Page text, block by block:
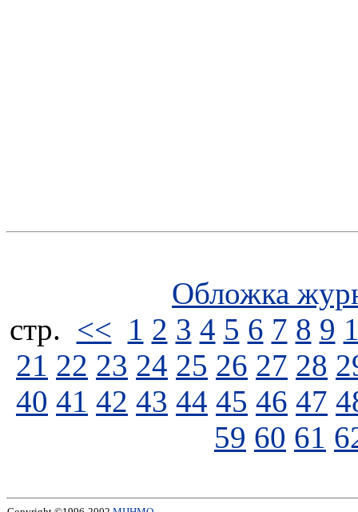
Обложка
стp. << 1 2 3 4 5 6 7 8 9
21 22 23 24 25 26 27 28
40 41 42 43 44 45 46 47
59 60 61